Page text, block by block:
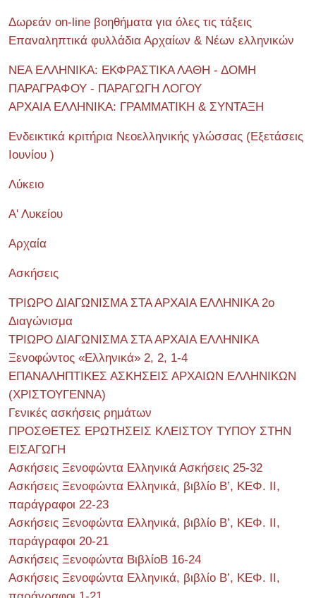
Δωρεάν on-line βοηθήματα για όλες τις τάξεις
Επαναληπτικά φυλλάδια Αρχαίων & Νέων ελληνικών
ΝΕΑ ΕΛΛΗΝΙΚΑ: ΕΚΦΡΑΣΤΙΚΑ ΛΑΘΗ - ΔΟΜΗ
ΠΑΡΑΓΡΑΦΟΥ - ΠΑΡΑΓΩΓΗ ΛΟΓΟΥ
ΑΡΧΑΙΑ ΕΛΛΗΝΙΚΑ: ΓΡΑΜΜΑΤΙΚΗ & ΣΥΝΤΑΞΗ
Ενδεικτικά κριτήρια Νεοελληνικής γλώσσας (Εξετάσεις
Ιουνίου )
Λύκειο
Α' Λυκείου
Αρχαία
Ασκήσεις
ΤΡΙΩΡΟ ΔΙΑΓΩΝΙΣΜΑ ΣΤΑ ΑΡΧΑΙΑ ΕΛΛΗΝΙΚΑ 2o
Διαγώνισμα
ΤΡΙΩΡΟ ΔΙΑΓΩΝΙΣΜΑ ΣΤΑ ΑΡΧΑΙΑ ΕΛΛΗΝΙΚΑ
Ξενοφώντος «Ελληνικά» 2, 2, 1-4
ΕΠΑΝΑΛΗΠΤΙΚΕΣ ΑΣΚΗΣΕΙΣ ΑΡΧΑΙΩΝ ΕΛΛΗΝΙΚΩΝ
(ΧΡΙΣΤΟΥΓΕΝΝΑ)
Γενικές ασκήσεις ρημάτων
ΠΡΟΣΘΕΤΕΣ ΕΡΩΤΗΣΕΙΣ ΚΛΕΙΣΤΟΥ ΤΥΠΟΥ ΣΤΗΝ
ΕΙΣΑΓΩΓΗ
Ασκήσεις Ξενοφώντα Ελληνικά Ασκήσεις 25-32
Ασκήσεις Ξενοφώντα Ελληνικά, βιβλίο Β’, ΚΕΦ. II,
παράγραφοι 22-23
Ασκήσεις Ξενοφώντα Ελληνικά, βιβλίο Β’, ΚΕΦ. II,
παράγραφοι 20-21
Ασκήσεις Ξενοφώντα ΒιβλίοΒ 16-24
Ασκήσεις Ξενοφώντα Ελληνικά, βιβλίο Β’, ΚΕΦ. II,